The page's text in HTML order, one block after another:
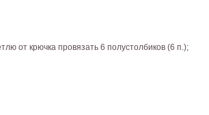
от крючка провязать 6 полустолбиков (6 п.);